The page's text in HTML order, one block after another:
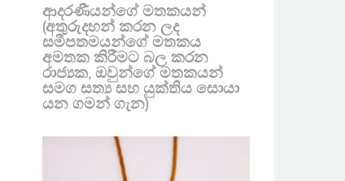
ආදරණීයන්ගේ මතකයන්
(අතුරුදහන් කරන ලද
සමීපතමයන්ගේ මතකය
අමතක කිරීමට බල කරන
රාජ්‍යක, ඔවුන්ගේ මතකයන්
සමග සත්‍ය සහ යුක්තිය සොයා
යන ගමන් ගැන)